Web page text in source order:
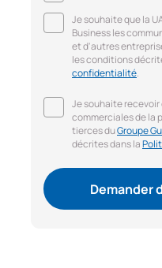
Je souhaite que la
Business les
et d'autres
les conditions
confidentialité.
Je souhaite
commerciales de la
tierces duGroupe
décrites dans la
Demander